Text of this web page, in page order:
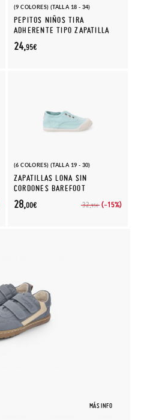
(9 COLORES) (TALLA 18 - 34)
PEPITOS NIÑOS TIRA
ADHERENTE TIPO ZAPATILLA
24,95€
(6 COLORES) (TALLA 19 - 30)
ZAPATILLAS LONA SIN
CORDONES BAREFOOT
32,95€ (-15%)
28,00€
MÁS INFO